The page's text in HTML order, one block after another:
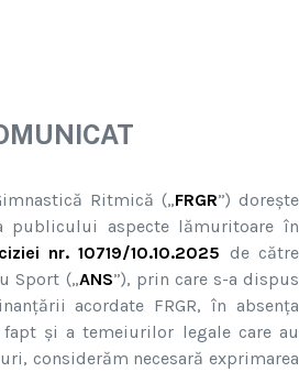
Ritmică („FRGR”) dorește
publicului aspecte lămuritoare în
nr. 10719/10.10.2025 de către
Sport („ANS”), prin care s-a dispus
acordate FRGR, în absența
și a temeiurilor legale care au
considerăm necesară exprimarea